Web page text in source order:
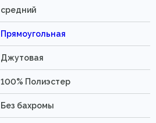
средний
Прямоугольная
Джутовая
100% Полиэстер
Без бахромы